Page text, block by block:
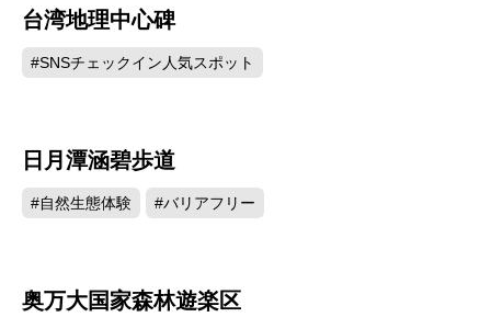
台湾地理中心碑
#SNSチェックイン人気スポット
日月潭涵碧歩道
#自然生態体験 #バリアフリー
奥万大国家森林遊楽区